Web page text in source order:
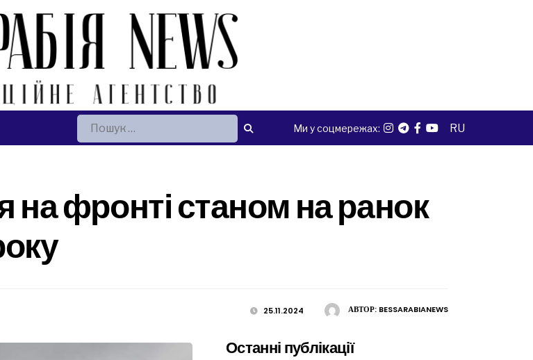
Пошук: Ми у соцмережах: RU
на фронті станом на ранок
АВТОР: BESSARABIANEWS
25.11.2024
Останні публікації